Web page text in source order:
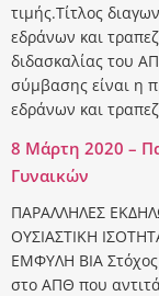
τιμής.Τίτλος
εδράνων και
διδασκαλίας του
σύμβασης είναι η
εδράνων και
8 Μάρτη 2020 –
Γυναικών
ΠΑΡΑΛΛΗΛΕΣ
ΟΥΣΙΑΣΤΙΚΗ
ΕΜΦΥΛΗ ΒΙΑ Στόχος
στο ΑΠΘ που